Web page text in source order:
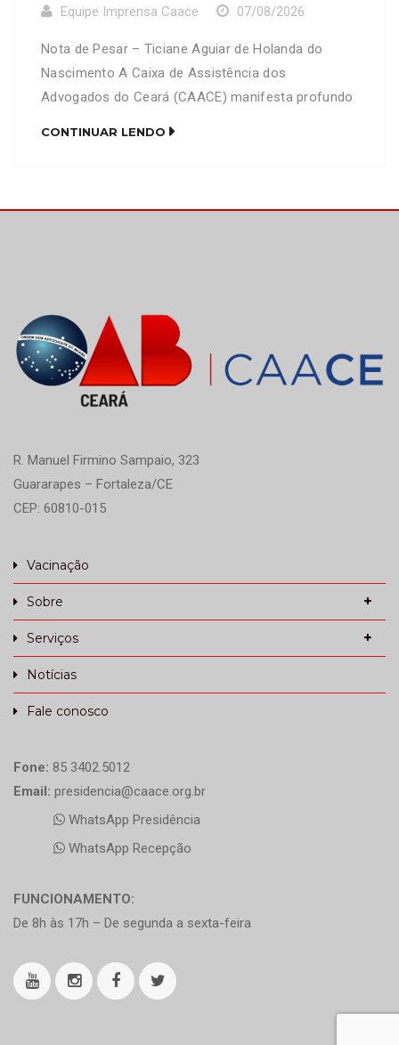
Equipe Imprensa Caace 07/08/2026
Nota de Pesar – Ticiane Aguiar de Holanda do
Nascimento A Caixa de Assistência dos
Advogados do Ceará (CAACE) manifesta profundo
CONTINUAR LENDO
R. Manuel Firmino Sampaio, 323
Guararapes – Fortaleza/CE
CEP: 60810-015
Vacinação
Sobre
Serviços
Notícias
Fale conosco
Fone: 85 3402.5012
Email: presidencia@caace.org.br
WhatsApp Presidência
WhatsApp Recepção
FUNCIONAMENTO:
De 8h às 17h – De segunda a sexta-feira